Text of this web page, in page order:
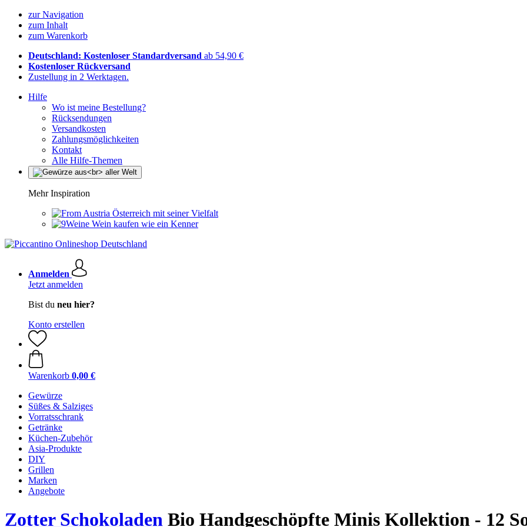
zur Navigation
zum Inhalt
zum Warenkorb
Deutschland: Kostenloser Standardversand ab 54,90 €
Kostenloser Rückversand
Zustellung in 2 Werktagen.
Hilfe
Wo ist meine Bestellung?
Rücksendungen
Versandkosten
Zahlungsmöglichkeiten
Kontakt
Alle Hilfe-Themen
Mehr Inspiration
Österreich mit seiner Vielfalt
Wein kaufen wie ein Kenner
Anmelden
Jetzt anmelden
Bist du neu hier?
Konto erstellen
Warenkorb 0,00 €
Gewürze
Süßes & Salziges
Vorratsschrank
Getränke
Küchen-Zubehör
Asia-Produkte
DIY
Grillen
Marken
Angebote
Zotter Schokoladen Bio Handgeschöpfte Minis Kollektion - 12